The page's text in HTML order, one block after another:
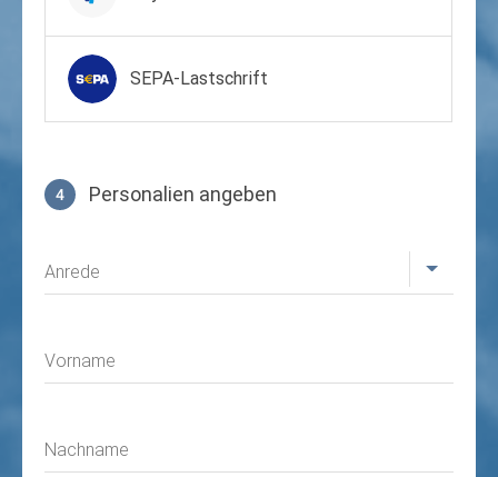
SEPA-Lastschrift
4 Personalien angeben
Anrede
Vorname
Nachname